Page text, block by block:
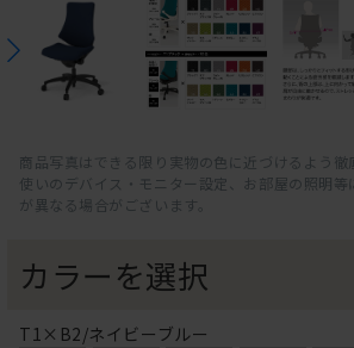
商品写真はできる限り実物の色に近づけるよう徹
使いのデバイス・モニター設定、お部屋の照明
が異なる場合がございます。
カラーを選択
T1×B2/ネイビーブルー